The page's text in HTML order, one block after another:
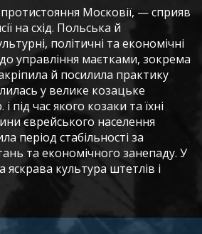
Московії, — сприяв
на схід. Польська й
політичні та економічні
управління маєтками, зокрема
й посилила практику
у велике козацьке
час якого козаки та їхні
єврейського населення
період стабільності за
та економічного занепаду. У
яскрава культура штетлів і